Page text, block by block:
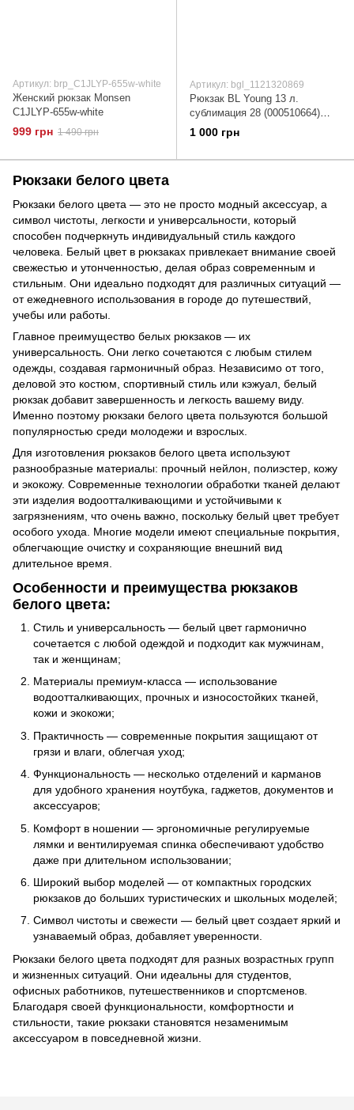
Артикул: brp_C1JLYP-655w-white
Женский рюкзак Monsen
C1JLYP-655w-white
999 грн 1 490 грн
Артикул: bgl_1121320869
Рюкзак BL Young 13 л.
сублимация 28 (000510664)
1121320869
1 000 грн
Рюкзаки белого цвета
Рюкзаки белого цвета — это не просто модный аксессуар, а
символ чистоты, легкости и универсальности, который
способен подчеркнуть индивидуальный стиль каждого
человека. Белый цвет в рюкзаках привлекает внимание своей
свежестью и утонченностью, делая образ современным и
стильным. Они идеально подходят для различных ситуаций —
от ежедневного использования в городе до путешествий,
учебы или работы.
Главное преимущество белых рюкзаков — их
универсальность. Они легко сочетаются с любым стилем
одежды, создавая гармоничный образ. Независимо от того,
деловой это костюм, спортивный стиль или кэжуал, белый
рюкзак добавит завершенность и легкость вашему виду.
Именно поэтому рюкзаки белого цвета пользуются большой
популярностью среди молодежи и взрослых.
Для изготовления рюкзаков белого цвета используют
разнообразные материалы: прочный нейлон, полиэстер, кожу
и экокожу. Современные технологии обработки тканей делают
эти изделия водоотталкивающими и устойчивыми к
загрязнениям, что очень важно, поскольку белый цвет требует
особого ухода. Многие модели имеют специальные покрытия,
облегчающие очистку и сохраняющие внешний вид
длительное время.
Особенности и преимущества рюкзаков
белого цвета:
Стиль и универсальность — белый цвет гармонично
сочетается с любой одеждой и подходит как мужчинам,
так и женщинам;
Материалы премиум-класса — использование
водоотталкивающих, прочных и износостойких тканей,
кожи и экокожи;
Практичность — современные покрытия защищают от
грязи и влаги, облегчая уход;
Функциональность — несколько отделений и карманов
для удобного хранения ноутбука, гаджетов, документов и
аксессуаров;
Комфорт в ношении — эргономичные регулируемые
лямки и вентилируемая спинка обеспечивают удобство
даже при длительном использовании;
Широкий выбор моделей — от компактных городских
рюкзаков до больших туристических и школьных моделей;
Символ чистоты и свежести — белый цвет создает яркий и
узнаваемый образ, добавляет уверенности.
Рюкзаки белого цвета подходят для разных возрастных групп
и жизненных ситуаций. Они идеальны для студентов,
офисных работников, путешественников и спортсменов.
Благодаря своей функциональности, комфортности и
стильности, такие рюкзаки становятся незаменимым
аксессуаром в повседневной жизни.